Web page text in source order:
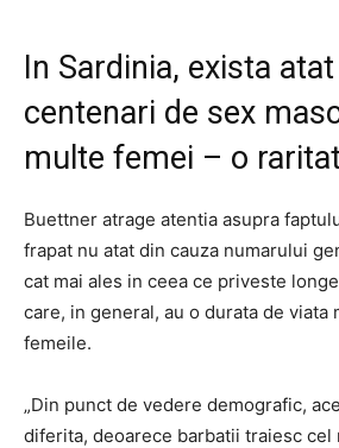
In Sardinia, exista
centenari de sex
multe femei – o
Buettner atrage atentia asupra
frapat nu atat din cauza numarului
cat mai ales in ceea ce priveste
care, in general, au o durata de viata
femeile.
„Din punct de vedere demografic,
diferita, deoarece barbatii traiesc cel